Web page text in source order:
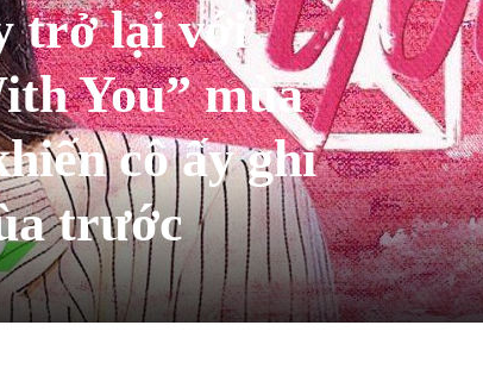
trở lại với
You” mùa
cô ấy ghi
trước